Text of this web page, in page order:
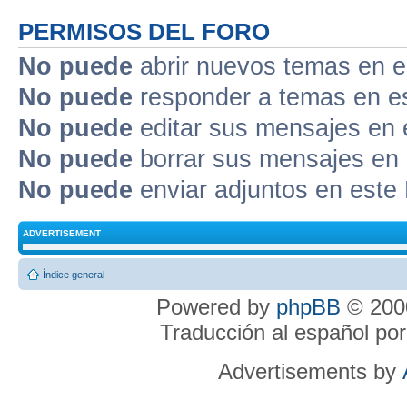
PERMISOS DEL FORO
No puede abrir nuevos temas en
No puede responder a temas en
No puede editar sus mensajes en
No puede borrar sus mensajes
No puede enviar adjuntos en este
ADVERTISEMENT
Índice general
Powered by phpBB ©
Traducción al español
Advertisements by